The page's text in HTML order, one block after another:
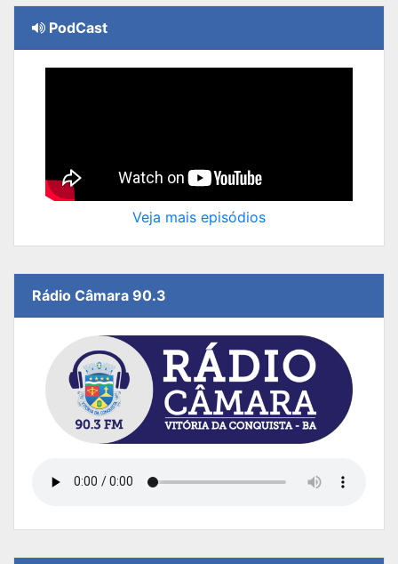
PodCast
Veja mais episódios
Rádio Câmara 90.3